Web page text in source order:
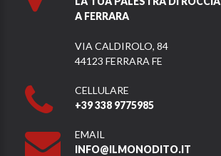
A FERRARA
VIA CALDIROLO, 84
44123 FERRARA FE
CELLULARE
+39 338 9775985
EMAIL
INFO@ILMONODITO.IT